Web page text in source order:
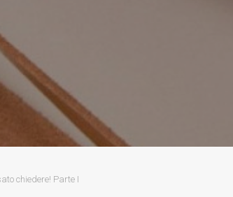
chiedere! Parte I